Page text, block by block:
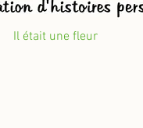
Il était une fleur